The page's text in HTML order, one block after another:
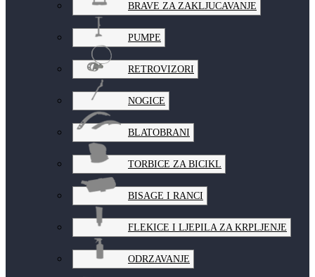
BRAVE ZA ZAKLJUCAVANJE
PUMPE
RETROVIZORI
NOGICE
BLATOBRANI
TORBICE ZA BICIKL
BISAGE I RANCI
FLEKICE I LJEPILA ZA KRPLJENJE
ODRZAVANJE